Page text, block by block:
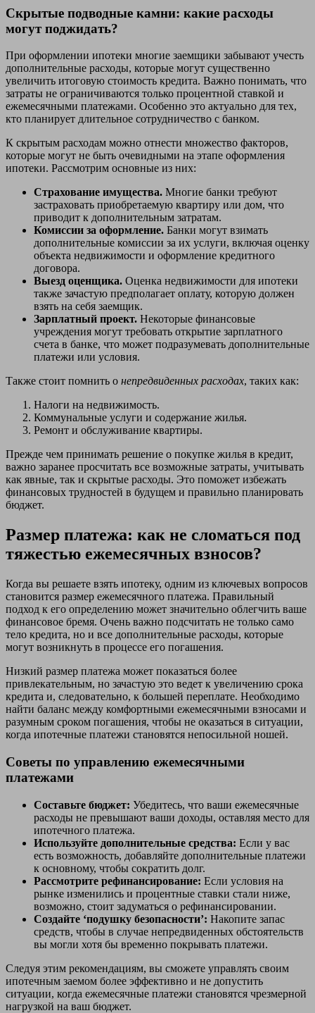
Скрытые подводные камни: какие расходы
могут поджидать?
При оформлении ипотеки многие заемщики забывают учесть
дополнительные расходы, которые могут существенно
увеличить итоговую стоимость кредита. Важно понимать, что
затраты не ограничиваются только процентной ставкой и
ежемесячными платежами. Особенно это актуально для тех,
кто планирует длительное сотрудничество с банком.
К скрытым расходам можно отнести множество факторов,
которые могут не быть очевидными на этапе оформления
ипотеки. Рассмотрим основные из них:
Страхование имущества. Многие банки требуют
застраховать приобретаемую квартиру или дом, что
приводит к дополнительным затратам.
Комиссии за оформление. Банки могут взимать
дополнительные комиссии за их услуги, включая оценку
объекта недвижимости и оформление кредитного
договора.
Выезд оценщика. Оценка недвижимости для ипотеки
также зачастую предполагает оплату, которую должен
взять на себя заемщик.
Зарплатный проект. Некоторые финансовые
учреждения могут требовать открытие зарплатного
счета в банке, что может подразумевать дополнительные
платежи или условия.
Также стоит помнить о непредвиденных расходах, таких как:
Налоги на недвижимость.
Коммунальные услуги и содержание жилья.
Ремонт и обслуживание квартиры.
Прежде чем принимать решение о покупке жилья в кредит,
важно заранее просчитать все возможные затраты, учитывать
как явные, так и скрытые расходы. Это поможет избежать
финансовых трудностей в будущем и правильно планировать
бюджет.
Размер платежа: как не сломаться под
тяжестью ежемесячных взносов?
Когда вы решаете взять ипотеку, одним из ключевых вопросов
становится размер ежемесячного платежа. Правильный
подход к его определению может значительно облегчить ваше
финансовое бремя. Очень важно подсчитать не только само
тело кредита, но и все дополнительные расходы, которые
могут возникнуть в процессе его погашения.
Низкий размер платежа может показаться более
привлекательным, но зачастую это ведет к увеличению срока
кредита и, следовательно, к большей переплате. Необходимо
найти баланс между комфортными ежемесячными взносами и
разумным сроком погашения, чтобы не оказаться в ситуации,
когда ипотечные платежи становятся непосильной ношей.
Советы по управлению ежемесячными
платежами
Составьте бюджет: Убедитесь, что ваши ежемесячные
расходы не превышают ваши доходы, оставляя место для
ипотечного платежа.
Используйте дополнительные средства: Если у вас
есть возможность, добавляйте дополнительные платежи
к основному, чтобы сократить долг.
Рассмотрите рефинансирование: Если условия на
рынке изменились и процентные ставки стали ниже,
возможно, стоит задуматься о рефинансировании.
Создайте ‘подушку безопасности’: Накопите запас
средств, чтобы в случае непредвиденных обстоятельств
вы могли хотя бы временно покрывать платежи.
Следуя этим рекомендациям, вы сможете управлять своим
ипотечным заемом более эффективно и не допустить
ситуации, когда ежемесячные платежи становятся чрезмерной
нагрузкой на ваш бюджет.